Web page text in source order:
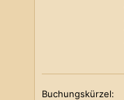
Buchungskürzel: